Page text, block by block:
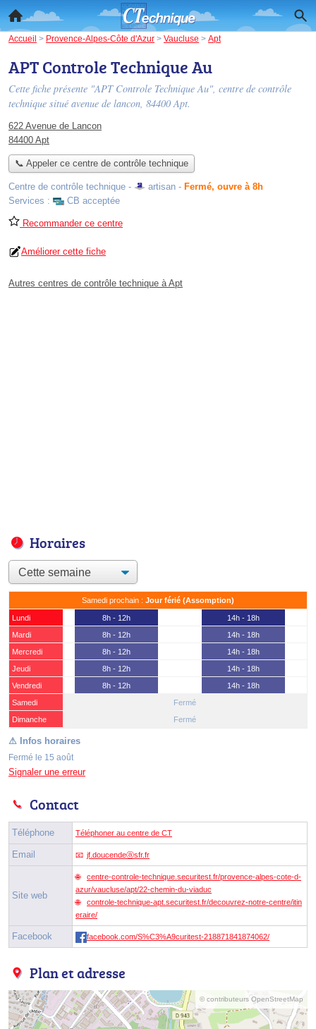
Accueil > Provence-Alpes-Côte d'Azur > Vaucluse > Apt
APT Controle Technique Au
Cette fiche présente "APT Controle Technique Au", centre de contrôle
technique situé avenue de lancon, 84400 Apt.
622 Avenue de Lancon
84400 Apt
📞 Appeler ce centre de contrôle technique
Centre de contrôle technique - artisan - Fermé, ouvre à 8h
Services :
CB acceptée
Recommander ce centre
Améliorer cette fiche
Autres centres de contrôle technique à Apt
Horaires
Samedi prochain : Jour férié (Assomption)
Lundi 8h - 12h
14h - 18h
Mardi
8h - 12h
14h - 18h
Mercredi
8h - 12h
14h - 18h
Jeudi
8h - 12h
14h - 18h
Vendredi
8h - 12h
14h - 18h
Samedi
(15 août)
Fermé
Dimanche
Fermé
Fermé le 15 août
Signaler une erreur
Contact
Téléphone Téléphoner au centre de CT
Email jf.doucendeⓐsfr.fr
Site web
centre-controle-technique.securitest.fr/provence-alpes-cote-d-
azur/vaucluse/apt/22-chemin-du-viaduc
controle-technique-apt.securitest.fr/decouvrez-notre-centre/itin
eraire/
Facebook facebook.com/S%C3%A9curitest-218871841874062/
Plan et adresse
© contributeurs OpenStreetMap